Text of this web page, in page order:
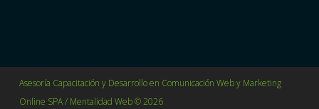
Asesoría Capacitación y Desarrollo en Comunicación Web y Marketing
Online SPA / Mentalidad Web © 2026